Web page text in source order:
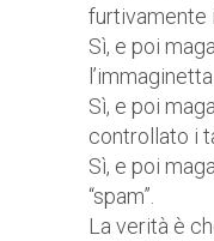
furtivamente
Sì, e poi
Sì, e poi
controllato i
Sì, e poi
“spam”.
La verità è